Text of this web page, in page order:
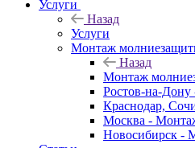
Услуги
Назад
Услуги
Монтаж
Назад
Монтаж
Ростов-на-
Краснодар,
Москва -
Новосибирск -